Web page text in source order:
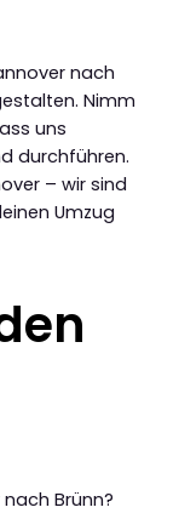
nach
Nimm
uns
durchführen.
– wir sind
Umzug
Brünn?